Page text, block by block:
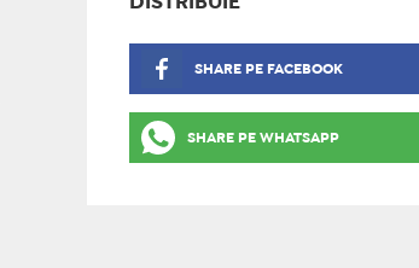
SHARE PE FACEBOOK
SHARE PE WHATSAPP